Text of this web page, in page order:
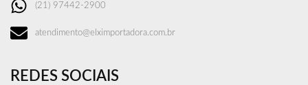
(21) 97442-2900
atendimento@elximportadora.com.br
REDES SOCIAIS